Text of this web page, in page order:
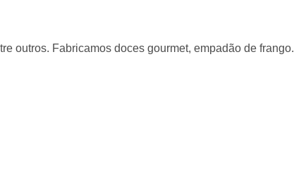
outros. Fabricamos doces gourmet, empadão de frango.